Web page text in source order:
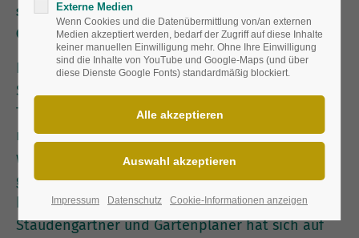
sonnige Terrasse“, sagt Staudengärtner und
Gartenplaner Peter Janke.
Endlich Schatten! Im Frühling lechzt alles nach
Sonne und Wärme, aber je höher die
Temperaturanzeige klettert, desto mehr weiß
man absonnige Plätze zu schätzen. Erst recht,
wenn sie so dschungelartig-verwunschen
gestaltet sind wie der von Eichen und Buchen
beschirmte Waldgarten von Peter Janke. Der
Staudengärtner und Gartenplaner hat sich auf
Externe Medien
Wenn Cookies und die Datenübermittlung von/an externen
Medien akzeptiert werden, bedarf der Zugriff auf diese Inhalte
keiner manuellen Einwilligung mehr. Ohne Ihre Einwilligung
sind die Inhalte von YouTube und Google-Maps (und über
diese Dienste Google Fonts) standardmäßig blockiert.
Impressum Datenschutz Cookie-Informationen anzeigen